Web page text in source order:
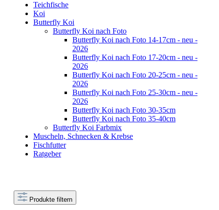
Teichfische
Koi
Butterfly Koi
Butterfly Koi nach Foto
Butterfly Koi nach Foto 14-17cm - neu -
2026
Butterfly Koi nach Foto 17-20cm - neu -
2026
Butterfly Koi nach Foto 20-25cm - neu -
2026
Butterfly Koi nach Foto 25-30cm - neu -
2026
Butterfly Koi nach Foto 30-35cm
Butterfly Koi nach Foto 35-40cm
Butterfly Koi Farbmix
Muscheln, Schnecken & Krebse
Fischfutter
Ratgeber
Produkte filtern